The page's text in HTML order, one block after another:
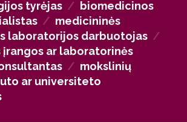
tyrėjas / biomedicinos
/ medicininės
laboratorijos darbuotojas /
įrangos ar laboratorinės
/ mokslinių
ar universiteto